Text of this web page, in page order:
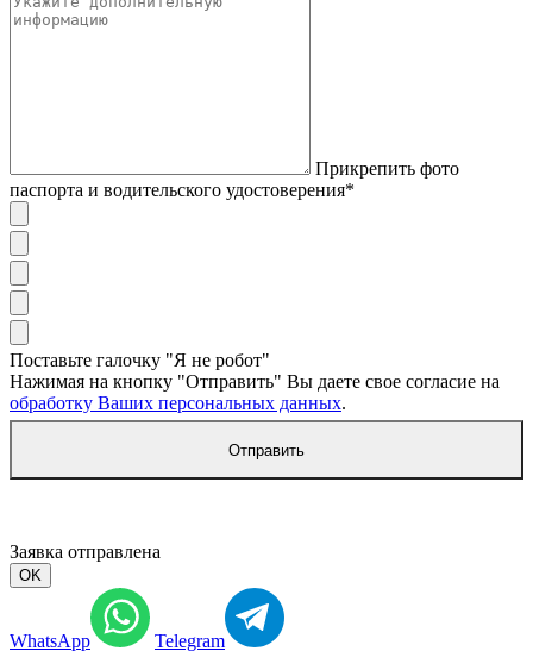
Прикрепить фото
паспорта и водительского удостоверения*
Поставьте галочку "Я не робот"
Нажимая на кнопку "Отправить" Вы даете свое согласие на
обработку Ваших персональных данных.
Отправить
Заявка отправлена
OK
WhatsApp Telegram